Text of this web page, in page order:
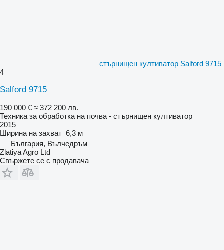
стърнищен култиватор Salford 9715
4
Salford 9715
190 000 € ≈ 372 200 лв.
Техника за обработка на почва - стърнищен култиватор
2015
Ширина на захват 6,3 м
България, Вълчедръм
Zlatiya Agro Ltd
Свържете се с продавача